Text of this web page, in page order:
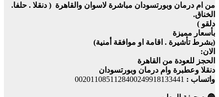
من ام درمان وبورتسودان مباشرة لاسوان والقاهرة ( دنقلا . حلفا.
الخناق.
دلقو )
بأسعار مميزة
(بشرط تأشيرة . اقامة او موافقة أمنية)
الان:
الحجز للعودة من القاهرة
دنقلا وعطبرة وام درمان وبورتسودان
واتساب : 0020110851128400249918133441